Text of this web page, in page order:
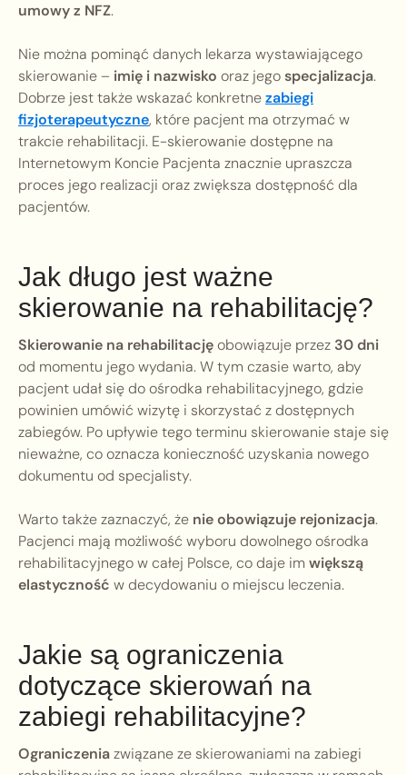
umowy z NFZ.
Nie można pominąć danych lekarza wystawiającego
skierowanie – imię i nazwisko oraz jegospecjalizacja.
Dobrze jest także wskazać konkretnezabiegi
fizjoterapeutyczne, które pacjent ma otrzymać w
trakcie rehabilitacji. E-skierowanie dostępne na
Internetowym Koncie Pacjenta znacznie upraszcza
proces jego realizacji oraz zwiększa dostępność dla
pacjentów.
Jak długo jest ważne
skierowanie na rehabilitację?
Skierowanie na rehabilitacjęobowiązuje przez 30 dni
od momentu jego wydania. W tym czasie warto, aby
pacjent udał się do ośrodka rehabilitacyjnego, gdzie
powinien umówić wizytę i skorzystać z dostępnych
zabiegów. Po upływie tego terminu skierowanie staje się
nieważne, co oznacza konieczność uzyskania nowego
dokumentu od specjalisty.
Warto także zaznaczyć, że nie obowiązuje rejonizacja.
Pacjenci mają możliwość wyboru dowolnego ośrodka
rehabilitacyjnego w całej Polsce, co daje im większą
elastyczność w decydowaniu o miejscu leczenia.
Jakie są ograniczenia
dotyczące skierowań na
zabiegi rehabilitacyjne?
Ograniczeniazwiązane ze skierowaniami na zabiegi